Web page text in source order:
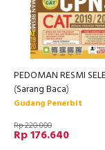
(Sarang Baca)
Gudang Penerbit
Rp 220.800
Rp 176.640